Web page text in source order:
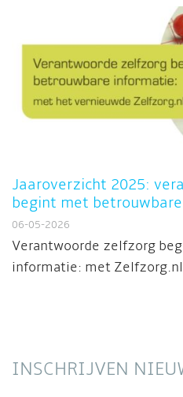
Jaaroverzicht 2025:
begint met
06-05-2026
Verantwoorde zelfzorg
informatie: met Zelfzorg.nl
INSCHRIJVEN